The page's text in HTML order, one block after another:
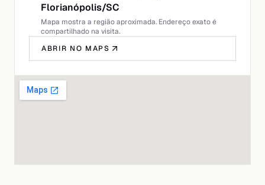
Florianópolis/SC
Mapa mostra a região aproximada. Endereço exato é
compartilhado na visita.
ABRIR NO MAPS